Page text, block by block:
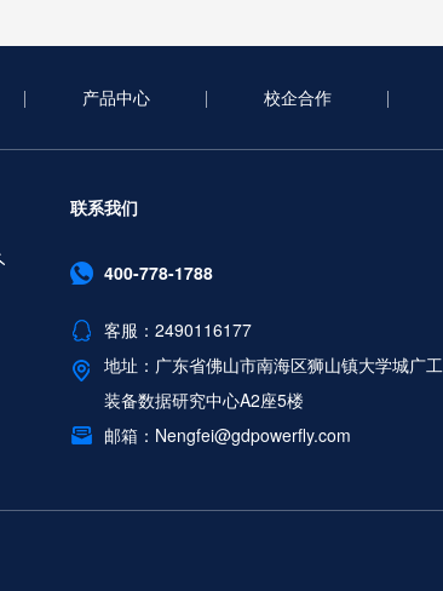
产品中心 校企合作
联系我们
400-778-1788
客服：2490116177
地址：广东省佛山市南海区狮山镇大学城广
装备数据研究中心A2座5楼
邮箱：Nengfei@gdpowerfly.com